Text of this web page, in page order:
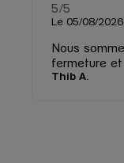
5/5
Le 05/08/2026
Nous
fermeture
nous a
Thib A.